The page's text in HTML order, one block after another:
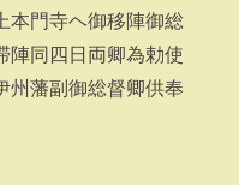
本門寺ヘ御移陣御総
陣同四日両卿為勅使
州藩副御総督卿供奉